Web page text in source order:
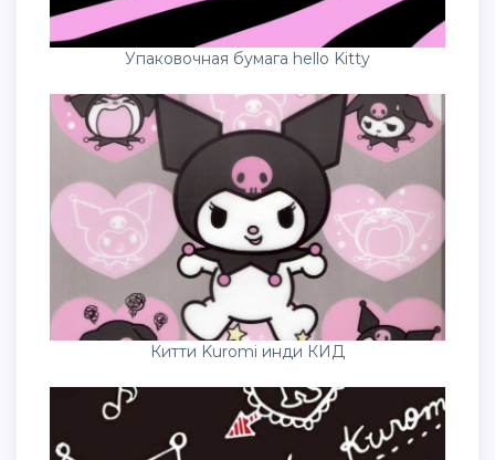
Упаковочная бумага hello Kitty
Китти Kuromi инди КИД